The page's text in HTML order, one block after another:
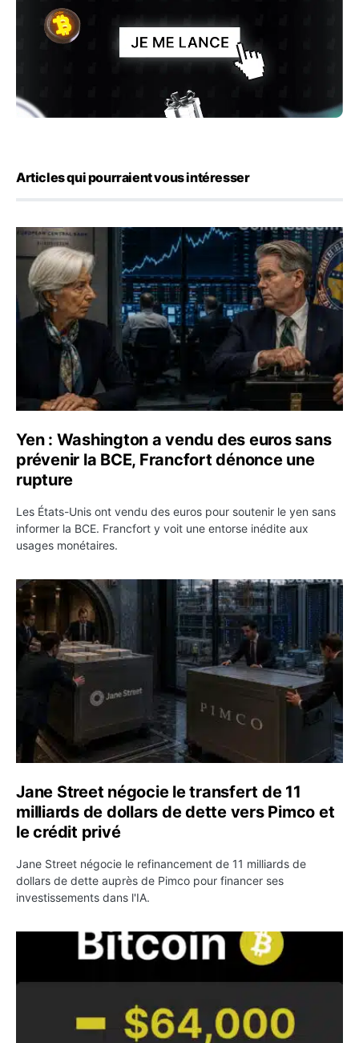
Articles qui pourraient vous intéresser
Yen : Washington a vendu des euros sans prévenir la
Yen : Washington a vendu des euros sans
prévenir la BCE, Francfort dénonce une
rupture
Les États-Unis ont vendu des euros pour soutenir le yen sans
informer la BCE. Francfort y voit une entorse inédite aux
usages monétaires.
Jane Street négocie le transfert de 11 milliards de
Jane Street négocie le transfert de 11
milliards de dollars de dette vers Pimco et
le crédit privé
Jane Street négocie le refinancement de 11 milliards de
dollars de dette auprès de Pimco pour financer ses
investissements dans l'IA.
Bitcoin stagne à 64 000 dollars pendant que les